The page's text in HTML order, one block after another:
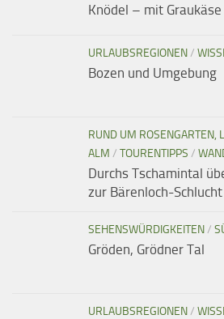
Knödel – mit
URLAUBSREGIONEN/
Bozen und Umgebung
RUND UM ROSENGARTEN,
ALM / TOURENTIPPS /
Durchs Tschamintal
zur Bärenloch-Schlucht
SEHENSWÜRDIGKEITEN/
Gröden, Grödner Tal
URLAUBSREGIONEN/